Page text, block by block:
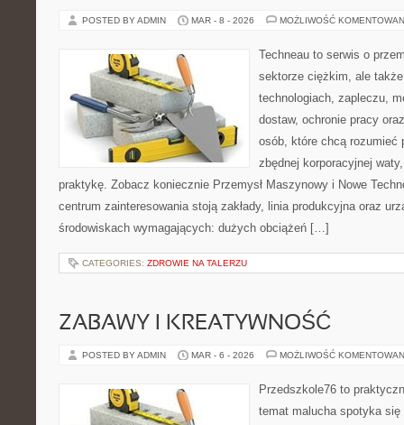
POSTED BY ADMIN MAR - 8 - 2026 MOŻLIWOŚĆ
Techneau to serwis o
sektorze ciężkim, ale
technologiach, zapleczu,
dostaw, ochronie pracy
osób, które chcą rozumieć
zbędnej korporacyjnej
praktykę. Zobacz koniecznie Przemysł Maszynowy i Nowe
centrum zainteresowania stoją zakłady, linia produkcyjna oraz
środowiskach wymagających: dużych obciążeń […]
CATEGORIES: ZDROWIE NA TALERZU
ZABAWY I KREATYWNOŚĆ
POSTED BY ADMIN MAR - 6 - 2026 MOŻLIWOŚĆ
Przedszkole76 to
temat malucha spotyka